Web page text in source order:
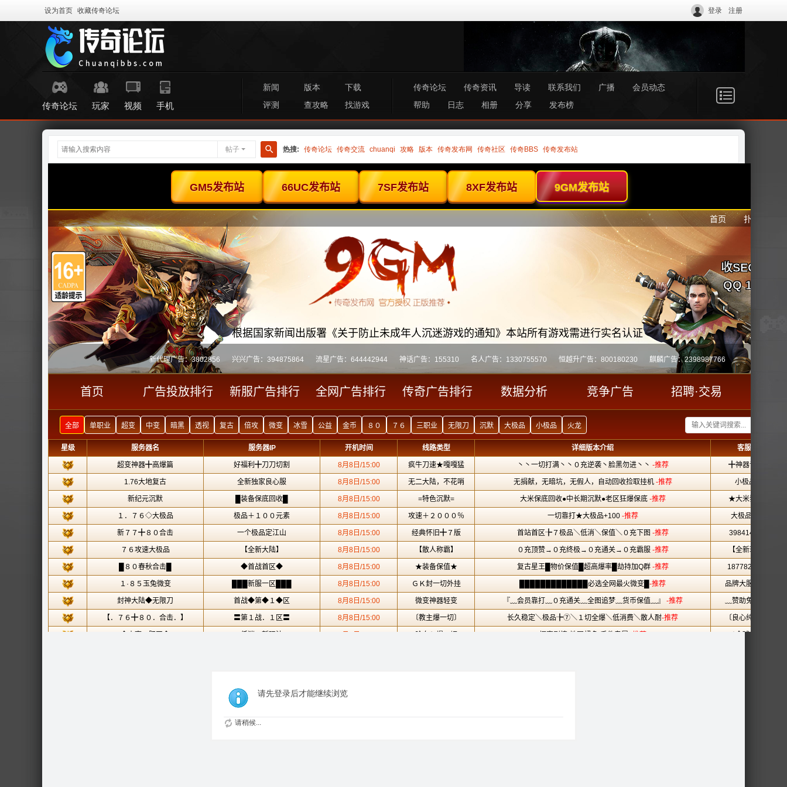
设为首页 收藏传奇论坛 登录 注册
传奇论坛 玩家 视频 手机
新闻 版本
下载
评测
查攻略 找游戏
传奇论坛 传奇资讯 导读 联系我们 广播
会员动态
帮助
日志 相册 分享 发布榜
帖子
搜
索
热搜: 传奇论坛 传奇交流 chuanqi 攻略 版本 传奇发布网 传奇社区 传奇BBS 传奇发布站
请先登录后才能继续浏览
请稍候...